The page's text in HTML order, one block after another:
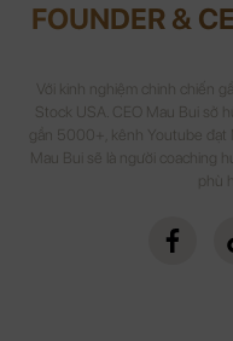
FOUNDER &
Với kinh nghiệm chinh chiến
Stock USA. CEO Mau Bui sở
gần 5000+, kênh Youtube đạt
Mau Bui sẽ là người coaching
phù